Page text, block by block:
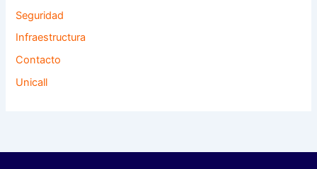
Seguridad
Infraestructura
Contacto
Unicall